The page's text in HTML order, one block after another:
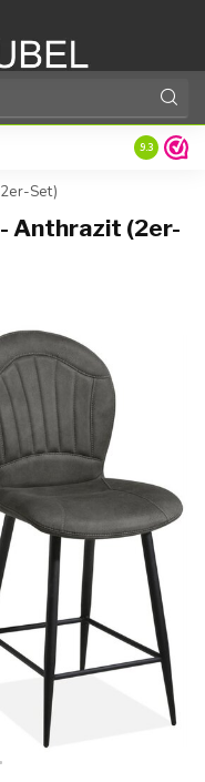
Hervorragende 9.3
Set)
Anthrazit (2er-